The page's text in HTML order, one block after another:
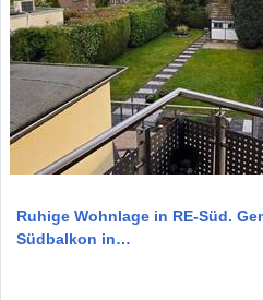
Ruhige Wohnlage in RE-Süd.
Südbalkon in…